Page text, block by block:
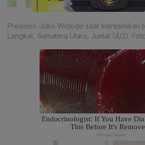
Presiden Joko Widodo saat meresmikan
Langkat, Sumatera Utara, Jumat (4/2).